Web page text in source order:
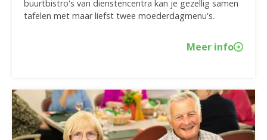
buurtbistro's van dienstencentra kan je gezellig samen
tafelen met maar liefst twee moederdagmenu's.
Meer info